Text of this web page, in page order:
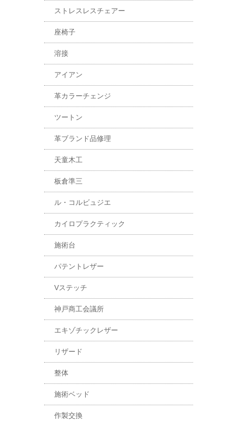
ストレスレスチェアー
座椅子
溶接
アイアン
革カラーチェンジ
ツートン
革ブランド品修理
天童木工
板倉準三
ル・コルビュジエ
カイロプラクティック
施術台
パテントレザー
Vステッチ
神戸商工会議所
エキゾチックレザー
リザード
整体
施術ベッド
作製交換